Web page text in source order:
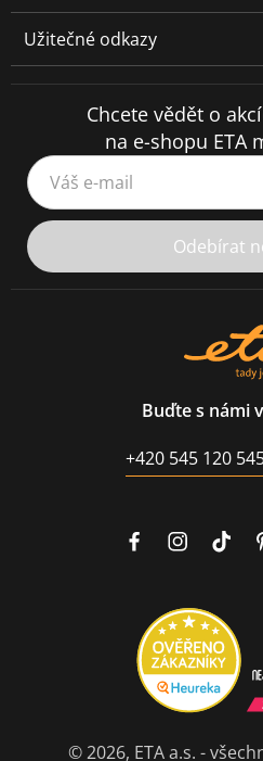
Užitečné odkazy
Chcete vědět o
na e-shopu ETA
Váš e-mail
Odebírat
Buďte s námi
+420 545 120
© 2026, ETA a.s. -